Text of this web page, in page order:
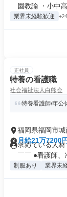
園教諭 ・小中
業界未経験歓迎
正社員
特養の看護職
社会福祉法人白熊会
特養看護師/年公
福岡県福岡市
月給21万7200
求めている人
￣￣ ●看護師、
制服あり 業界未